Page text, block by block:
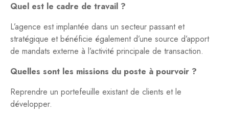
Quel est le cadre de travail ?
L’agence est implantée dans un secteur passant et
stratégique et bénéficie également d’une source d’apport
de mandats externe à l’activité principale de transaction.
Quelles sont les missions du poste à pourvoir ?
Reprendre un portefeuille existant de clients et le
développer.